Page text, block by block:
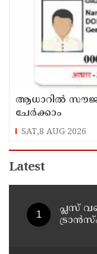
ആധാറിൽ
ചേർക്കാം
SAT,8 AUG 2026
Latest
പ്ലസ്